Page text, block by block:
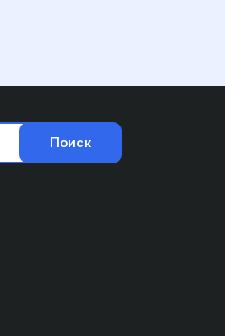
Поиск